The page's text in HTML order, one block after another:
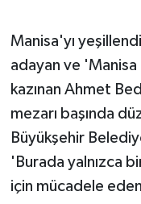
Manisa'yı
adayan ve 'Manisa
kazınan Ahmet
mezarı başında
Büyükşehir
'Burada yalnızca
için mücadele
GÜNDEM
Güvenlik
HABERDE
İNSAN